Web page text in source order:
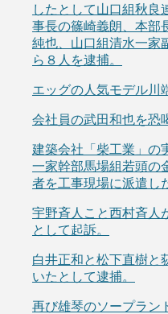
したとして山口組秋良
事長の篠崎義朗、本部
純也、山口組清水一家
ら８人を逮捕。
エッグの人気モデル川
会社員の武田和也を恐
建築会社「柴工業」の
一家幹部馬場組若頭の
者を工事現場に派遣し
宇野斉人こと西村斉人
として起訴。
白井正和と松下直樹と
いたとして逮捕。
再び雄琴のソープラン